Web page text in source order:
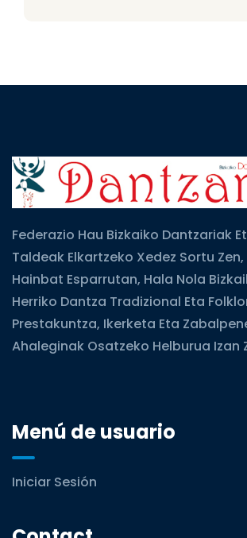
Federazio Hau Bizkaiko Dantzariak
Taldeak Elkartzeko Xedez Sortu
Hainbat Esparrutan, Hala Nola
Herriko Dantza Tradizional Eta
Prestakuntza, Ikerketa Eta
Ahaleginak Osatzeko Helburua Izan
Menú de usuario
Iniciar Sesión